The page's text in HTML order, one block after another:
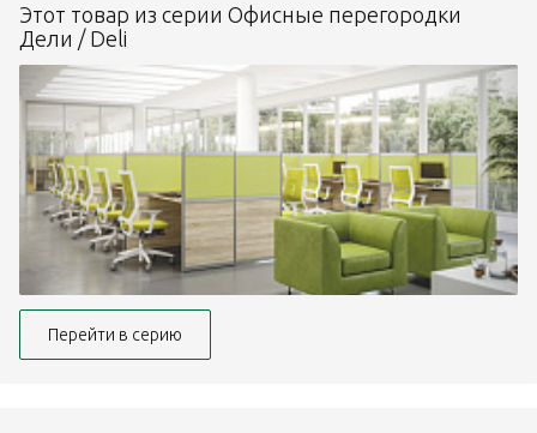
Этот товар из серии Офисные перегородки
Дели / Deli
Перейти в серию